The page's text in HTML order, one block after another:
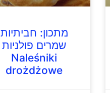
מתכון: חביתיות
שמרים פולניות
Naleśniki
drożdżowe